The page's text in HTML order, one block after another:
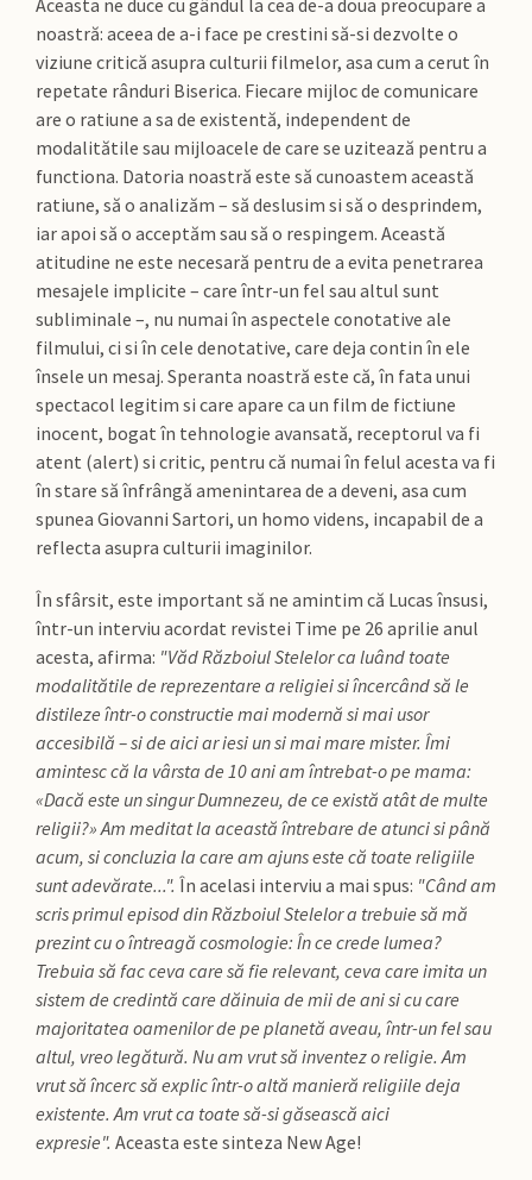
Aceasta ne duce cu gândul la cea de-a doua preocupare a
noastră: aceea de a-i face pe crestini să-si dezvolte o
viziune critică asupra culturii filmelor, asa cum a cerut în
repetate rânduri Biserica. Fiecare mijloc de comunicare
are o ratiune a sa de existentă, independent de
modalitătile sau mijloacele de care se uzitează pentru a
functiona. Datoria noastră este să cunoastem această
ratiune, să o analizăm – să deslusim si să o desprindem,
iar apoi să o acceptăm sau să o respingem. Această
atitudine ne este necesară pentru de a evita penetrarea
mesajele implicite – care într-un fel sau altul sunt
subliminale –, nu numai în aspectele conotative ale
filmului, ci si în cele denotative, care deja contin în ele
însele un mesaj. Speranta noastră este că, în fata unui
spectacol legitim si care apare ca un film de fictiune
inocent, bogat în tehnologie avansată, receptorul va fi
atent (alert) si critic, pentru că numai în felul acesta va fi
în stare să înfrângă amenintarea de a deveni, asa cum
spunea Giovanni Sartori, un homo videns, incapabil de a
reflecta asupra culturii imaginilor.
În sfârsit, este important să ne amintim că Lucas însusi,
într-un interviu acordat revistei Time pe 26 aprilie anul
acesta, afirma: "Văd Războiul Stelelor ca luând toate
modalitătile de reprezentare a religiei si încercând să le
distileze într-o constructie mai modernă si mai usor
accesibilă – si de aici ar iesi un si mai mare mister. Îmi
amintesc că la vârsta de 10 ani am întrebat-o pe mama:
«Dacă este un singur Dumnezeu, de ce există atât de multe
religii?» Am meditat la această întrebare de atunci si până
acum, si concluzia la care am ajuns este că toate religiile
sunt adevărate...". În acelasi interviu a mai spus: "Când am
scris primul episod din Războiul Stelelor a trebuie să mă
prezint cu o întreagă cosmologie: În ce crede lumea?
Trebuia să fac ceva care să fie relevant, ceva care imita un
sistem de credintă care dăinuia de mii de ani si cu care
majoritatea oamenilor de pe planetă aveau, într-un fel sau
altul, vreo legătură. Nu am vrut să inventez o religie. Am
vrut să încerc să explic într-o altă manieră religiile deja
existente. Am vrut ca toate să-si găsească aici
expresie". Aceasta este sinteza New Age!